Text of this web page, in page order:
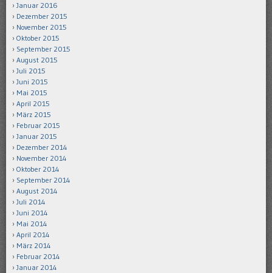
Januar 2016
Dezember 2015
November 2015
Oktober 2015
September 2015
August 2015
Juli 2015
Juni 2015
Mai 2015
April 2015
März 2015
Februar 2015
Januar 2015
Dezember 2014
November 2014
Oktober 2014
September 2014
August 2014
Juli 2014
Juni 2014
Mai 2014
April 2014
März 2014
Februar 2014
Januar 2014